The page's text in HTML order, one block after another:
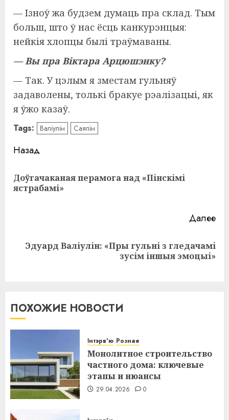
— Ізноў жа будзем думаць пра склад. Тым
больш, што ў нас ёсць канкурэнцыя:
нейкія хлопцы былі траўмаваны.
— Вы пра Віктара Арцюшэнку?
— Так. У цэлым я зместам гульняў
задаволены, толькі бракуе рэалізацыі, як
я ўжо казаў.
Tags: Валіулін Саяпін
Навигация
записи
Назад
Доўгачаканая перамога над «Пінскімі
ястрабамі»
Далее
Следующая
Эдуард Валіулін: «Пры гульні з гледачамі
зусім іншыя эмоцыі»
ПОХОЖИЕ НОВОСТИ
Інтэрв'ю Рознае
Монолитное строительство
частного дома: ключевые
этапы и нюансы
29.04.2026 0